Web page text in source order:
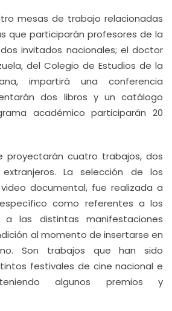
mesas de trabajo relacionadas
que participarán profesores de la
invitados nacionales; el doctor
del Colegio de Estudios de la
impartirá una conferencia
dos libros y un catálogo
académico participarán 20
proyectarán cuatro trabajos, dos
La selección de los
documental, fue realizada a
como referentes a los
a las distintas manifestaciones
al momento de insertarse en
Son trabajos que han sido
festivales de cine nacional e
algunos premios y